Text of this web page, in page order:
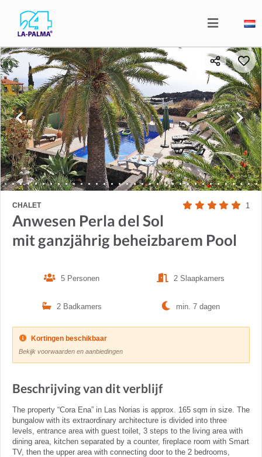
CHALET 1
Anwesen Perla del Sol
mit ganzjährig beheizbarem Pool
5 Personen 2 Slaapkamers
2 Badkamers min. 7 dagen
Kortingen beschikbaar
Bekijk voorwaarden en aanbiedingen
Beschrijving van dit verblijf
The property “Cora Ena” in Las Norias is approx. 165 sqm in size. The
bungalow with its extraordinary architecture is divided into three
levels, entrance area with guest toilet, 3 steps to the living area with
dining area, kitchen separated by a counter, fireplace room with Smart
TV, then the upper area with connecting door to the 2 bedrooms,